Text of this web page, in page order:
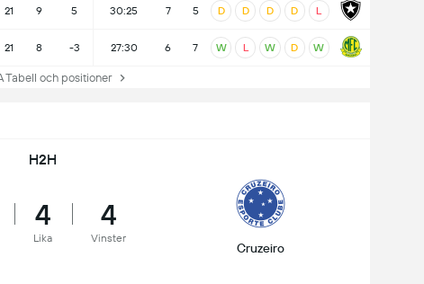
21 9 5 30:25 7 5 D D D D L
21 8 -3 27:30 6 7 W L W D W
Tabell och positioner
H2H
4
Lika
4
Vinster
Cruzeiro